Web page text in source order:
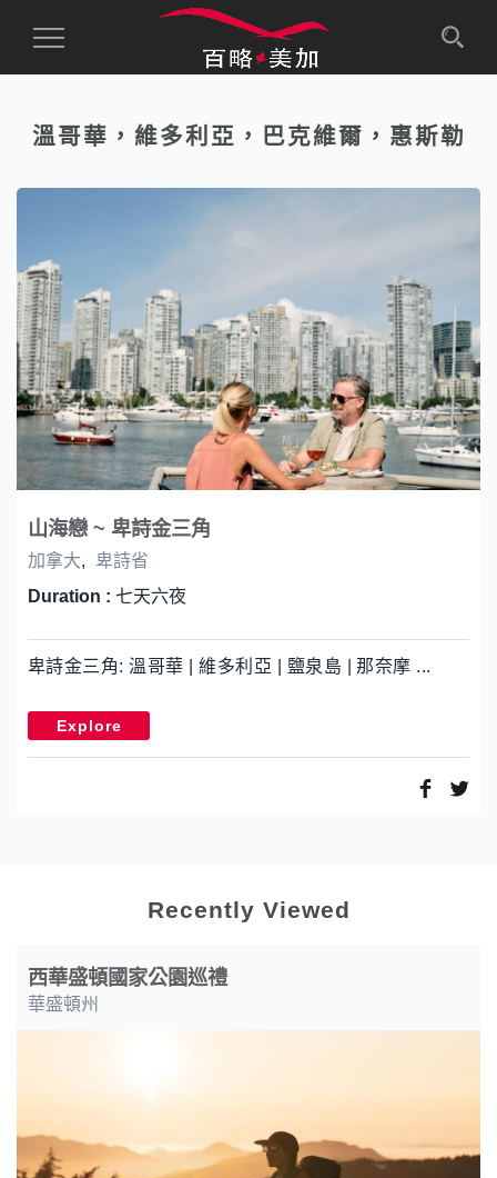
Toggle
溫哥華，維多利亞，巴克維爾，惠斯勒
山海戀 ~ 卑詩金三角
加拿大,
卑詩省
Duration : 七天六夜
卑詩金三角: 溫哥華 | 維多利亞 | 鹽泉島 | 那奈摩 ...
Explore
Recently Viewed
西華盛頓國家公園巡禮
華盛頓州